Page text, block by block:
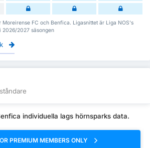
FC och Benfica. Ligasnittet är Liga NOS's
2026/2027 säsongen
individuella lags hörnsparks data.
PREMIUM MEMBERS ONLY